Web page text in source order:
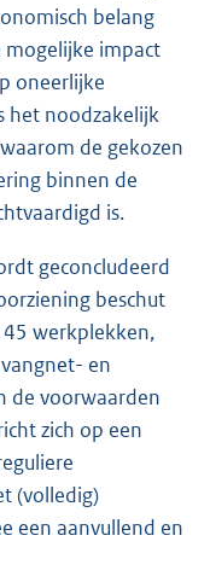
belang
mogelijke impact
oneerlijke
het noodzakelijk
de gekozen
binnen de
is.
geconcludeerd
beschut
werkplekken,
en
de voorwaarden
zich op een
(volledig)
een aanvullend en